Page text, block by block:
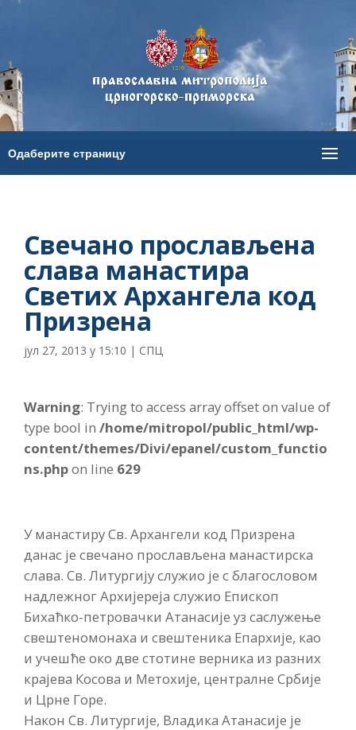
Свечано прослављена
слава манастира
Светих Архангела код
Призрена
јул 27, 2013 у 15:10 | СПЦ
Warning: Trying to access array offset on value of
type bool in /home/mitropol/public_html/wp-
content/themes/Divi/epanel/custom_functio
ns.phpon line 629
У манастиру Св. Архангели код Призрена
данас је свечано прослављена манастирска
слава. Св. Литургију служио је с благословом
надлежног Архијереја служио Епископ
Бихаћко-петровачки Атанасије уз саслужење
свештеномонаха и свештеника Епархије, као
и учешће око две стотине верника из разних
крајева Косова и Метохије, централне Србије
и Црне Горе.
Након Св. Литургије, Владика Атанасије је